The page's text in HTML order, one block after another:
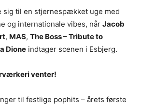
sig til en stjernespækket uge med
og internationale vibes, når Jacob
, MAS, The Boss – Tribute to
Dione indtager scenen i Esbjerg.
venter!
til festlige pophits – årets første